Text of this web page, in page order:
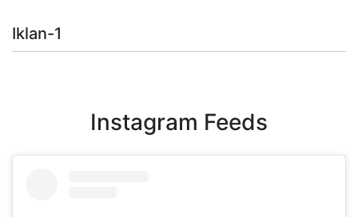
Iklan-1
Instagram Feeds